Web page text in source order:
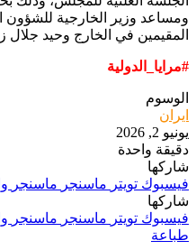
ومساعد وزير الخارجية للشؤون
المقيمين في الخارج وحيد جلال
#مرايا_الدولية
الوسوم
ايران
يونيو 2, 2026
دقيقة واحدة
شاركها
فيسبوك تويتر ماسنجر ماسنجر
شاركها
فيسبوك تويتر ماسنجر ماسنجر
طباعة